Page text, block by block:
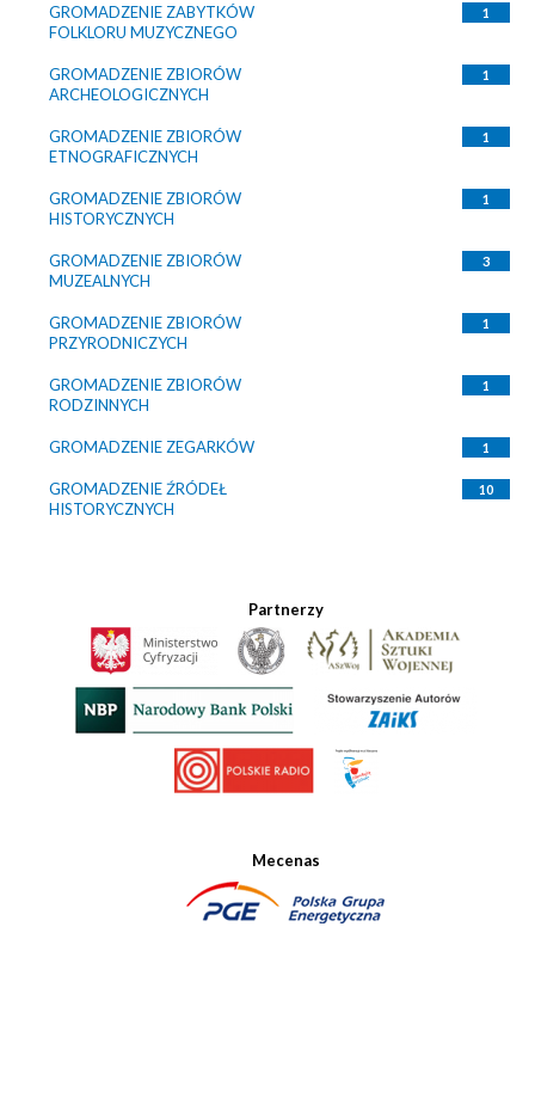
GROMADZENIE ZABYTKÓW
FOLKLORU MUZYCZNEGO
1
GROMADZENIE ZBIORÓW
ARCHEOLOGICZNYCH
1
GROMADZENIE ZBIORÓW
ETNOGRAFICZNYCH
1
GROMADZENIE ZBIORÓW
HISTORYCZNYCH
1
GROMADZENIE ZBIORÓW
MUZEALNYCH
3
GROMADZENIE ZBIORÓW
PRZYRODNICZYCH
1
GROMADZENIE ZBIORÓW
RODZINNYCH
1
GROMADZENIE ZEGARKÓW 1
GROMADZENIE ŹRÓDEŁ
HISTORYCZNYCH
10
Partnerzy
Mecenas